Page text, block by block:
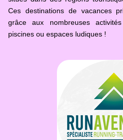
Ces destinations de vacances
grâce aux nombreuses
piscines ou espaces ludiques !